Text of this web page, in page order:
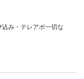
込み・テレアポ一切な